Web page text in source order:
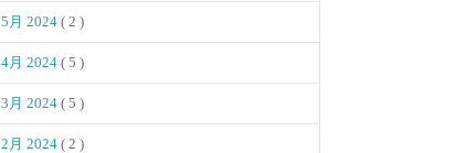
5月 2024 ( 2 )
4月 2024 ( 5 )
3月 2024 ( 5 )
2月 2024 ( 2 )